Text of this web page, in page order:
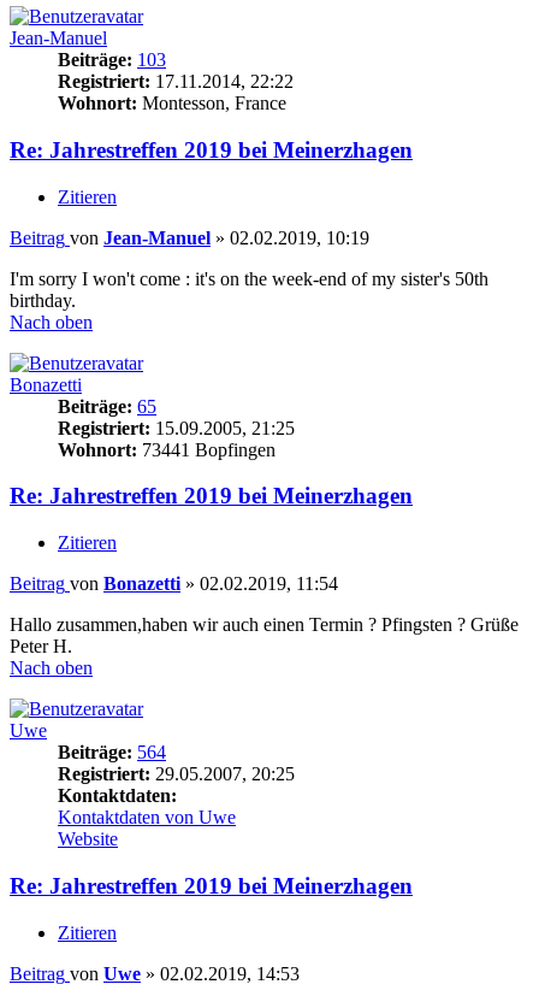
Jean-Manuel
Beiträge: 103
Registriert: 17.11.2014, 22:22
Wohnort: Montesson, France
Re: Jahrestreffen 2019 bei Meinerzhagen
Zitieren
Beitrag von Jean-Manuel » 02.02.2019, 10:19
I'm sorry I won't come : it's on the week-end of my sister's 50th
birthday.
Nach oben
Bonazetti
Beiträge: 65
Registriert: 15.09.2005, 21:25
Wohnort: 73441 Bopfingen
Re: Jahrestreffen 2019 bei Meinerzhagen
Zitieren
Beitrag von Bonazetti » 02.02.2019, 11:54
Hallo zusammen,haben wir auch einen Termin ? Pfingsten ? Grüße
Peter H.
Nach oben
Uwe
Beiträge: 564
Registriert: 29.05.2007, 20:25
Kontaktdaten:
Kontaktdaten von Uwe
Website
Re: Jahrestreffen 2019 bei Meinerzhagen
Zitieren
Beitrag von Uwe » 02.02.2019, 14:53